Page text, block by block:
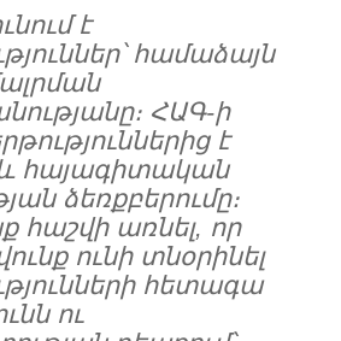
է
համաձայն
ՀԱԳ-ի
է
և հայագիտական
ձեռքբերումը։
հաշվի առնել, որ
ունի տնօրինել
հետագա
ու